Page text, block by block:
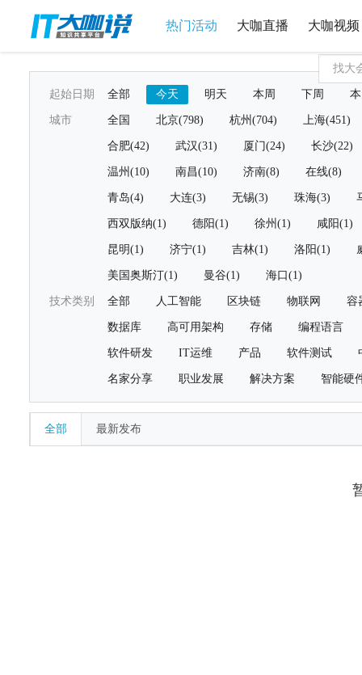
热门活动 大咖直播 大咖视频
起始日期 全部 今天 明天 本周 下周
城市 全国 北京(798) 杭州(704) 上海(451)
合肥(42) 武汉(31) 厦门(24) 长沙(22)
温州(10) 南昌(10) 济南(8) 在线(8)
青岛(4) 大连(3) 无锡(3) 珠海(3)
西双版纳(1) 德阳(1) 徐州(1) 咸阳(1)
昆明(1) 济宁(1) 吉林(1) 洛阳(1)
美国奥斯汀(1) 曼谷(1) 海口(1)
技术类别 全部 人工智能 区块链 物联网 容
数据库 高可用架构 存储 编程语言
软件研发 IT运维 产品 软件测试
名家分享 职业发展 解决方案 智能硬
全部 最新发布